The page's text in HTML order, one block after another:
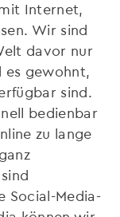
Internet,
Wir sind
davor nur
es gewohnt,
sind.
bedienbar
zu lange
Social-Media-